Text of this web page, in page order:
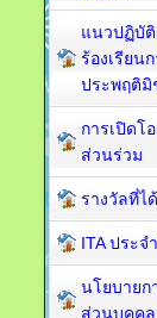
แนวปฏิบัติ
ร้องเรียน
ประพฤติมิ
การเปิดโ
ส่วนร่วม
รางวัลที่ไ
ITA ประจ
นโยบายก
ส่วนบุคคล